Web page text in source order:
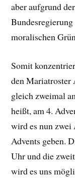
aber aufgrund
moralischen
Somit
den Mariatroster
gleich zweimal
heißt, am 4.
wird es nun
Advents geben.
Uhr und die
wird es uns